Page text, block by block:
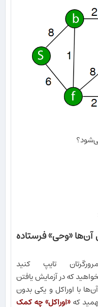
آن‌ها «وحی» فرستاده
تایپ کنید
که در آزمایش یافتن
با اوراکل و یکی بدون
که«اوراکل» چه کمک